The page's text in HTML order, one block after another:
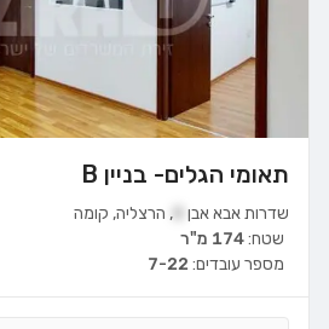
תאומי הגלים- בניין B
שדרות אבא אבן , הרצליה, קומה
שטח:174 מ"ר
מספר עובדים: 7-22